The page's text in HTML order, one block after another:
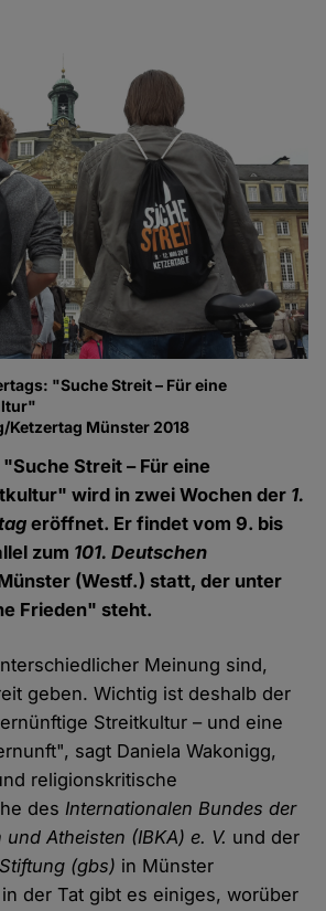
"Suche Streit – Für eine
Ketzertag Münster 2018
Streit – Für eine
wird in zwei Wochen der 1.
eröffnet. Er findet vom 9. bis
zum 101. Deutschen
(Westf.) statt, der unter
Frieden" steht.
Meinung sind,
geben. Wichtig ist deshalb der
Streitkultur – und eine
sagt Daniela Wakonigg,
religionskritische
desInternationalen Bundes der
Atheisten (IBKA) e. V. und der
(gbs) in Münster
der Tat gibt es einiges, worüber